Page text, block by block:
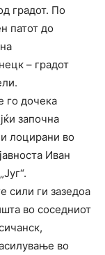
градот. По
патот до
– градот
го дочека
започна
лоцирани во
Иван
сили ги зазедоа
во соседниот
во